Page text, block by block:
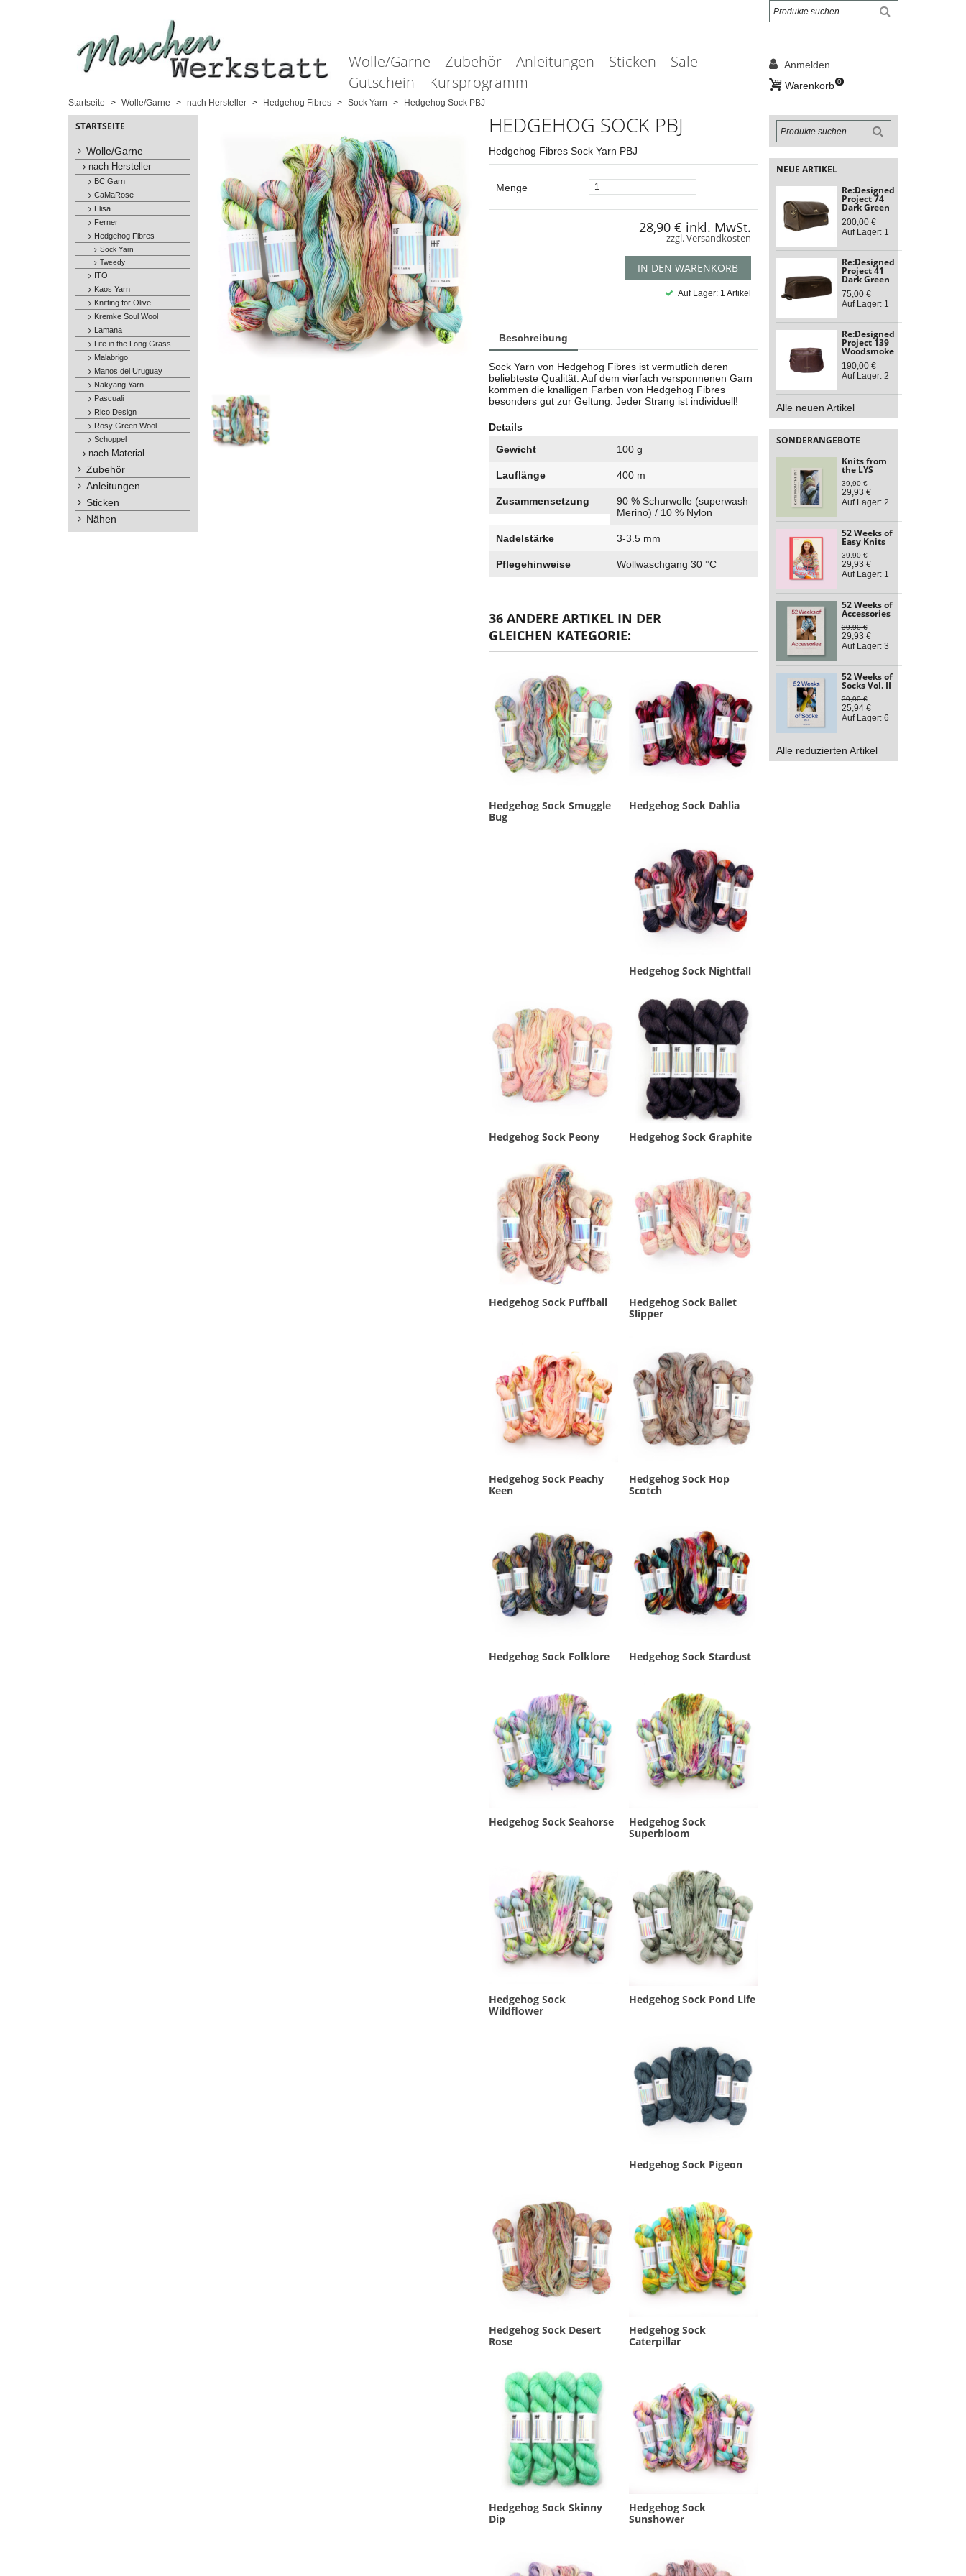
Wolle/Garne Zubehör Anleitungen Sticken
Sale
Gutschein
Kursprogramm
Anmelden
Warenkorb 0
Startseite Wolle/Garne nach Hersteller Hedgehog Fibres Sock Yarn Hedgehog Sock PBJ
STARTSEITE
Wolle/Garne
nach Hersteller
BC Garn
CaMaRose
Elisa
Ferner
Hedgehog Fibres
Sock Yarn
Tweedy
ITO
Kaos Yarn
Knitting for Olive
Kremke Soul Wool
Lamana
Life in the Long Grass
Malabrigo
Manos del Uruguay
Nakyang Yarn
Pascuali
Rico Design
Rosy Green Wool
Schoppel
nach Material
Zubehör
Anleitungen
Sticken
Nähen
HEDGEHOG SOCK PBJ
Hedgehog Fibres Sock Yarn PBJ
Menge
28,90 € inkl. MwSt.
zzgl. Versandkosten
IN DEN WARENKORB
Auf Lager: 1 Artikel
Beschreibung
Sock Yarn von Hedgehog Fibres ist vermutlich deren
beliebteste Qualität. Auf dem vierfach versponnenen Garn
kommen die knalligen Farben von Hedgehog Fibres
besonders gut zur Geltung. Jeder Strang ist individuell!
Details
Gewicht
100 g
Lauflänge 400 m
Zusammensetzung
90 % Schurwolle (superwash
Merino) / 10 % Nylon
Nadelstärke 3-3.5 mm
Pflegehinweise Wollwaschgang 30 °C
36 ANDERE ARTIKEL IN DER
GLEICHEN KATEGORIE:
Hedgehog Sock Smuggle
Bug
Hedgehog Sock Dahlia
Hedgehog Sock Nightfall
Hedgehog Sock Peony Hedgehog Sock Graphite
Hedgehog Sock Puffball
Hedgehog Sock Ballet
Slipper
Hedgehog Sock Peachy
Keen
Hedgehog Sock Hop
Scotch
Hedgehog Sock Folklore Hedgehog Sock Stardust
Hedgehog Sock Seahorse
Hedgehog Sock
Superbloom
Hedgehog Sock
Wildflower
Hedgehog Sock Pond Life
Hedgehog Sock Pigeon
Hedgehog Sock Desert
Rose
Hedgehog Sock
Caterpillar
Hedgehog Sock Skinny
Dip
Hedgehog Sock
Sunshower
NEUE ARTIKEL
Re:Designed
Project 74
Dark Green
200,00 €
Auf Lager: 1
Re:Designed
Project 41
Dark Green
75,00 €
Auf Lager: 1
Re:Designed
Project 139
Woodsmoke
190,00 €
Auf Lager: 2
Alle neuen Artikel
SONDERANGEBOTE
Knits from
the LYS
39,90 €
29,93 €
Auf Lager: 2
52 Weeks of
Easy Knits
39,90 €
29,93 €
Auf Lager: 1
52 Weeks of
Accessories
39,90 €
29,93 €
Auf Lager: 3
52 Weeks of
Socks Vol. II
39,90 €
25,94 €
Auf Lager: 6
Alle reduzierten Artikel